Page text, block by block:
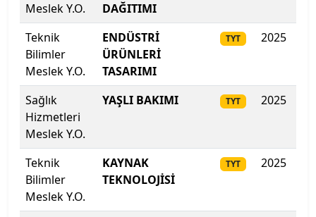
Mersin Üniversitesi
Mimar Sinan Güzel Sanatlar Üniversitesi
Muğla Sıtkı Koçman Üniversitesi
Munzur Üniversitesi
Muş Alparslan Üniversitesi
Meslek Y.O.
DAĞITIMI
Teknik
Bilimler
Meslek Y.O.
ENDÜSTRİ
ÜRÜNLERİ
TASARIMI
TYT 2025
Sağlık
Hizmetleri
Meslek Y.O.
YAŞLI BAKIMI TYT 2025
Teknik
Bilimler
Meslek Y.O.
KAYNAK
TEKNOLOJİSİ
TYT 2025